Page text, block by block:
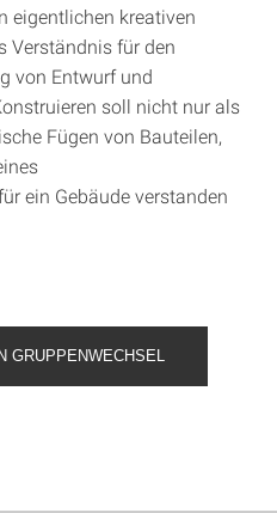
eigentlichen kreativen
Verständnis für den
von Entwurf und
soll nicht nur als
Fügen von Bauteilen,
ein Gebäude verstanden
GRUPPENWECHSEL